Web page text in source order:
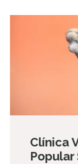
Clínica
Popular